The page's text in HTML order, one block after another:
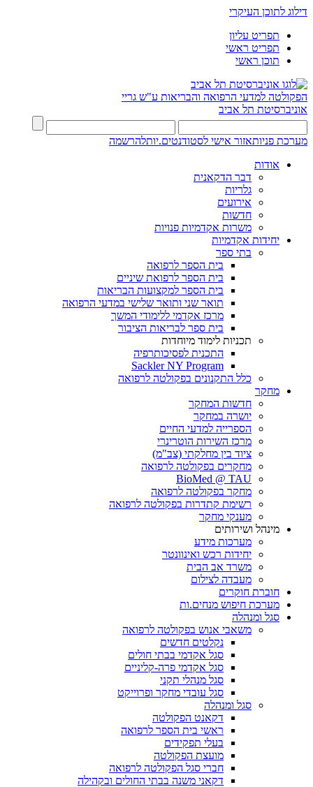
דילוג לתוכן העיקרי
תפריט עליון
תפריט ראשי
תוכן ראשי
הפקולטה למדעי הרפואה והבריאות ע"ש גריי
אוניברסיטת תל אביב
מערכת פניותאזור אישי לסטודנטים.יותלהרשמה
אודות
דבר הדקאנית
גלריות
אירועים
חדשות
משרות אקדמיות פנויות
יחידות אקדמיות
בתי ספר
בית הספר לרפואה
בית הספר לרפואת שיניים
בית הספר למקצועות הבריאות
תואר שני ותואר שלישי במדעי הרפואה
מרכז אקדמי ללימודי המשך
בית ספר לבריאות הציבור
תכניות לימוד מיוחדות
התכנית לפסיכותרפיה
Sackler NY Program
כלל התקנונים בפקולטה לרפואה
מחקר
חדשות המחקר
יושרה במחקר
הספרייה למדעי החיים
מרכז השירות הוטרינרי
ציוד בין מחלקתי (צב"מ)
מחקרים בפקולטה לרפואה
BioMed @ TAU
מחקר בפקולטה לרפואה
רשימת קתדרות בפקולטה לרפואה
מענקי מחקר
מינהל ושירותים
מערכות מידע
יחידות רכש ואינוונטר
משרד אב הבית
מעבדה לצילום
חוברת חוקרים
מערכת חיפוש מנחים.ות
סגל ומנהלה
משאבי אנוש בפקולטה לרפואה
נקלטים חדשים
סגל אקדמי בבתי חולים
סגל אקדמי פרה-קליניים
סגל מנהלי תקני
סגל עובדי מחקר ופרוייקט
סגל ומנהלה
דקאנט הפקולטה
ראשי בית הספר לרפואה
בעלי תפקידים
מועצת הפקולטה
חברי סגל הפקולטה לרפואה
דקאני משנה בבתי החולים ובקהילה